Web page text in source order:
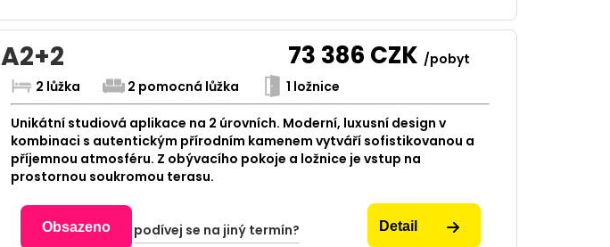
A2+2 73 386 CZK /pobyt
2 lůžka
2 pomocná lůžka 1 ložnice
Unikátní studiová aplikace na 2 úrovních. Moderní, luxusní design v
kombinaci s autentickým přírodním kamenem vytváří sofistikovanou a
příjemnou atmosféru. Z obývacího pokoje a ložnice je vstup na
prostornou soukromou terasu.
Obsazeno podívej se na jiný termín? Detail